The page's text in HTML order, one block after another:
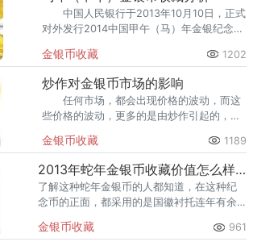
中国人民银行于2013年10月10日，正式
对外发行2014中国甲午（马）年金银纪念
枚，银币7枚，均为中华人民共和国法定货
币。
金银币收藏 1202
炒作对金银币市场的影响
任何市场，都会出现价格的波动，而这
些价格的波动，更多的是由炒作引起的，从
金银币收藏 1189
2013年蛇年金银币收藏价值怎么样？都有哪些特点？
了解这种蛇年金银币的人都知道，在这种纪
念币的正面，都采用的是国徽衬托连年有余
而且还写得有年号。
金银币收藏 961